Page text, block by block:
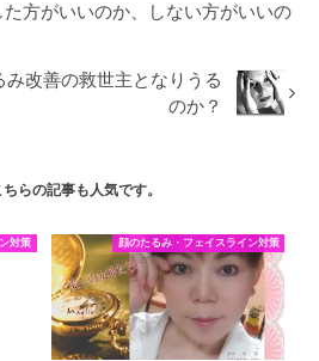
方がいいのか、しない方がいいの
改善の救世主となりうる
のか？
ちらの記事も人気です。
対策 顔のたるみ・フェイスライン対策